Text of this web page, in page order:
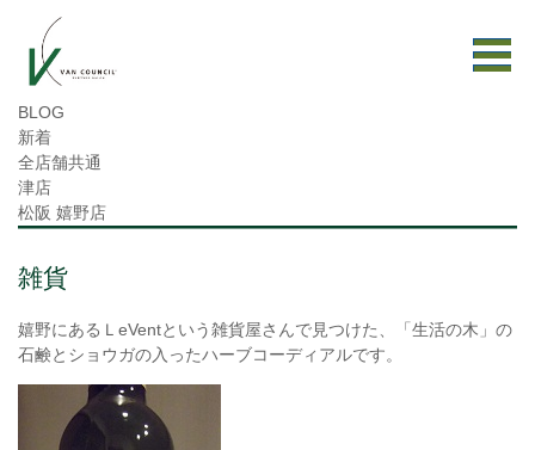
BLOG
新着
全店舗共通
津店
松阪 嬉野店
雑貨
嬉野にあるＬeVentという雑貨屋さんで見つけた、「生活の木」の
石鹸とショウガの入ったハーブコーディアルです。